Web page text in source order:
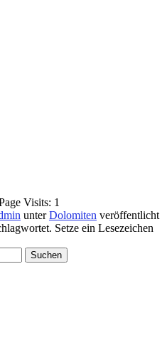
Visits: 1
unterDolomiten veröffentlicht
Setze ein Lesezeichen